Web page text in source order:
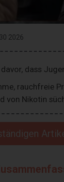
2026
dass
rauchfreie
von Nikotin